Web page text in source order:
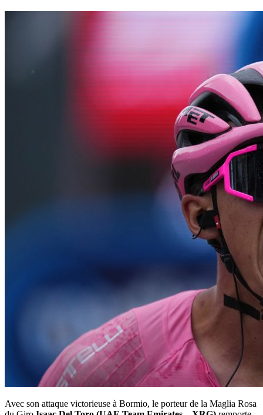
Avec son attaque victorieuse à Bormio, le porteur de la Maglia Rosa